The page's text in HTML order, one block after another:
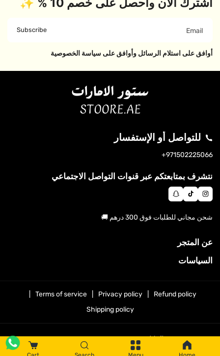
Email
Subscribe
أوافق على استلام الرسائل وأوافق على سياسة الخصوصية
للتواصل أو الإستفسار
971502225066+
نتشرف بمتابعتكم عبر قنوات التواصل الاجتماعي
In
St
A
G
K
T
A
P
C
H
شحن مجاني للطلبات فوق 300 درهم 🚚
عن المتجر
السياسات
Refund policy
Privacy policy
Terms of service
Shipping policy
STOORE.AE | ستور الامارات .